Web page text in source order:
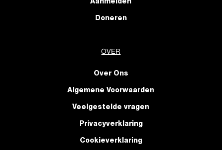
Aanmelden
Doneren
OVER
Over Ons
Algemene Voorwaarden
Veelgestelde vragen
Privacyverklaring
Cookieverklaring